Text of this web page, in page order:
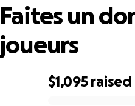
$1,095 raised
Faites un
joueurs